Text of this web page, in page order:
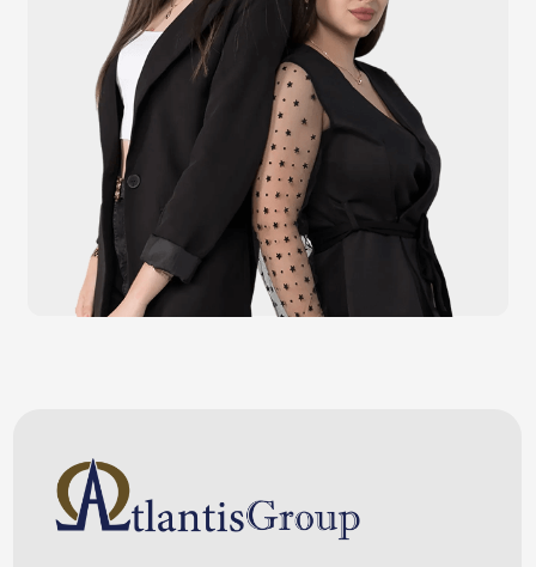
Услуги
О компании
Меню
Весовое оборудование
Терминалы самообслуживания
Денежные ящики
Онлайн-кассы
Антикражные ворота
исключительно информационный характер и ни при каких условиях
информационные материалы и цены, размещенные на сайте, не являются
публичной офертой, определяемой положениями Статей 435 и 437
Гражданского кодекса РФ. Ваш заказ, включая стоимость и наличие товара,
будет подтвержден нашим менеджером посредством телефонного звонка на
номер, указанный Вами при заказе.
POS-компьютеры
POS-моноблоки
POS-мониторы